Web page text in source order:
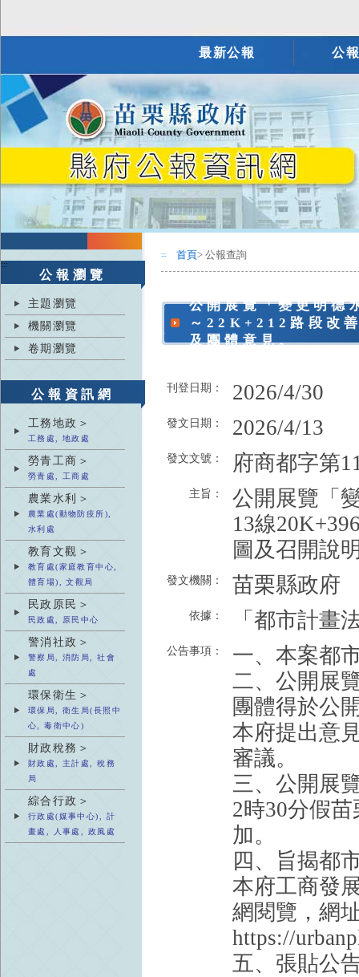
最新公報 公
:::
公報瀏覽
主題瀏覽
機關瀏覽
卷期瀏覽
公報資訊網
工務地政＞
工務處, 地政處
勞青工商＞
勞青處, 工商處
農業水利＞
農業處(動物防疫所),
水利處
教育文觀＞
教育處(家庭教育中心,
體育場), 文觀局
民政原民＞
民政處, 原民中心
警消社政＞
警察局, 消防局, 社會
處
環保衛生＞
環保局, 衛生局(長照中
心, 毒衛中心)
財政稅務＞
財政處, 主計處, 稅務
局
綜合行政＞
行政處(媒事中心), 計
畫處, 人事處, 政風處
::: 首頁> 公報查詢
公開展覽「變更明
～22K+212路段改
及團體意見。
刊登日期： 2026/4/30
發文日期： 2026/4/13
發文文號： 府商都字第
主旨：
公開展覽「
13線
圖及召開說
發文機關： 苗栗縣政府
依據： 「都市計畫
公告事項：
一、本案都
二、公開展
團體得於公
本府提出意
審議。
三、公開展
2時30分假
加。
四、旨揭都
本府工商發
網閱覽，網
https://
五、張貼公